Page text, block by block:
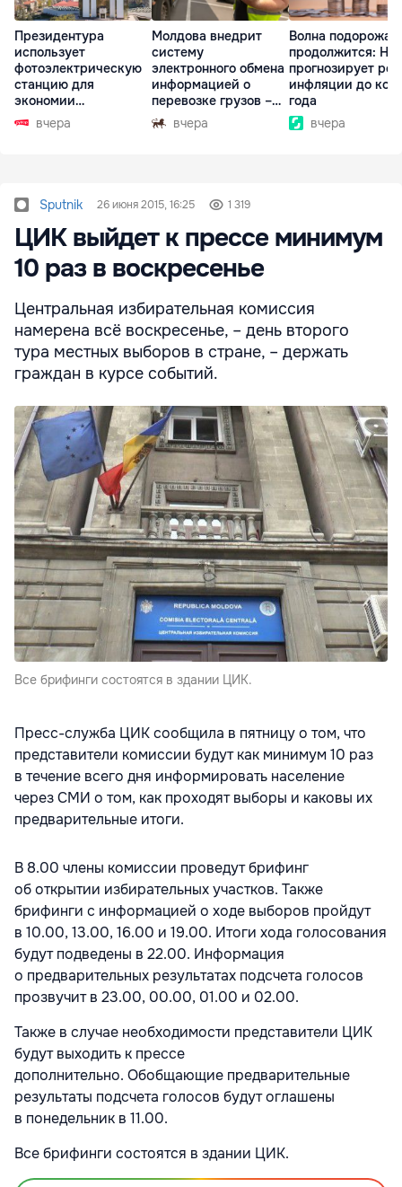
Президентура
использует
фотоэлектрическую
станцию для
экономии
электроэнергии
вчера
Молдова внедрит
систему
электронного обмена
информацией о
перевозке грузов –
eFTIвчера
Волна
продолжится:
прогнозирует
инфляции до
года
вчера
Sputnik 26 июня 2015, 16:25 1 319
ЦИК выйдет к прессе минимум
10 раз в воскресенье
Центральная избирательная комиссия
намерена всё воскресенье, – день второго
тура местных выборов в стране, – держать
граждан в курсе событий.
Все брифинги состоятся в здании ЦИК.
Пресс-служба ЦИК сообщила в пятницу о том, что
представители комиссии будут как минимум 10 раз
в течение всего дня информировать население
через СМИ о том, как проходят выборы и каковы их
предварительные итоги.
В 8.00 члены комиссии проведут брифинг
об открытии избирательных участков. Также
брифинги с информацией о ходе выборов пройдут
в 10.00, 13.00, 16.00 и 19.00. Итоги хода голосования
будут подведены в 22.00. Информация
о предварительных результатах подсчета голосов
прозвучит в 23.00, 00.00, 01.00 и 02.00.
Также в случае необходимости представители ЦИК
будут выходить к прессе
дополнительно. Обобщающие предварительные
результаты подсчета голосов будут оглашены
в понедельник в 11.00.
Все брифинги состоятся в здании ЦИК.